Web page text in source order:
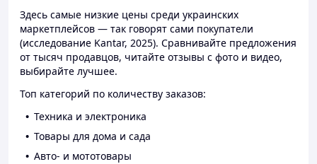
Здесь самые низкие цены среди украинских
маркетплейсов — так говорят сами покупатели
(исследование Kantar, 2025). Сравнивайте предложения
от тысяч продавцов, читайте отзывы с фото и видео,
выбирайте лучшее.
Топ категорий по количеству заказов:
Техника и электроника
Товары для дома и сада
Авто- и мототовары